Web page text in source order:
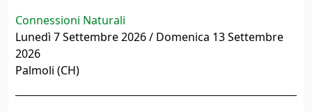
Connessioni Naturali
Lunedì 7 Settembre 2026 / Domenica 13 Settembre
2026
Palmoli (CH)